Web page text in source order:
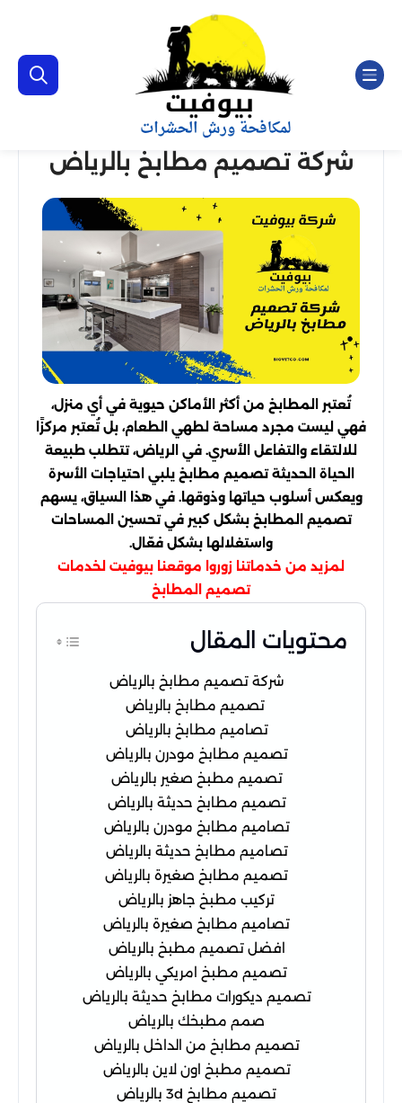
شركة تصميم مطابخ بالرياض
تُعتبر المطابخ من أكثر الأماكن حيوية في أي منزل،
فهي ليست مجرد مساحة لطهي الطعام، بل تُعتبر مركزًا
للالتقاء والتفاعل الأسري. في الرياض، تتطلب طبيعة
الحياة الحديثة تصميم مطابخ يلبي احتياجات الأسرة
ويعكس أسلوب حياتها وذوقها. في هذا السياق، يسهم
تصميم المطابخ بشكل كبير في تحسين المساحات
واستغلالها بشكل فعّال.
لمزيد من خدماتنا زوروا موقعنا بيوفيت لخدمات
تصميم المطابخ
محتويات المقال
شركة تصميم مطابخ بالرياض
تصميم مطابخ بالرياض
تصاميم مطابخ بالرياض
تصميم مطابخ مودرن بالرياض
تصميم مطبخ صغير بالرياض
تصميم مطابخ حديثة بالرياض
تصاميم مطابخ مودرن بالرياض
تصاميم مطابخ حديثة بالرياض
تصميم مطابخ صغيرة بالرياض
تركيب مطبخ جاهز بالرياض
تصاميم مطابخ صغيرة بالرياض
افضل تصميم مطبخ بالرياض
تصميم مطبخ امريكي بالرياض
تصميم ديكورات مطابخ حديثة بالرياض
صمم مطبخك بالرياض
تصميم مطابخ من الداخل بالرياض
تصميم مطبخ اون لاين بالرياض
تصميم مطابخ 3d بالرياض